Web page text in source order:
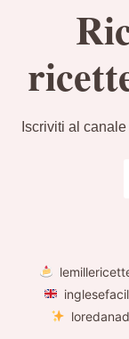
Iscriviti al